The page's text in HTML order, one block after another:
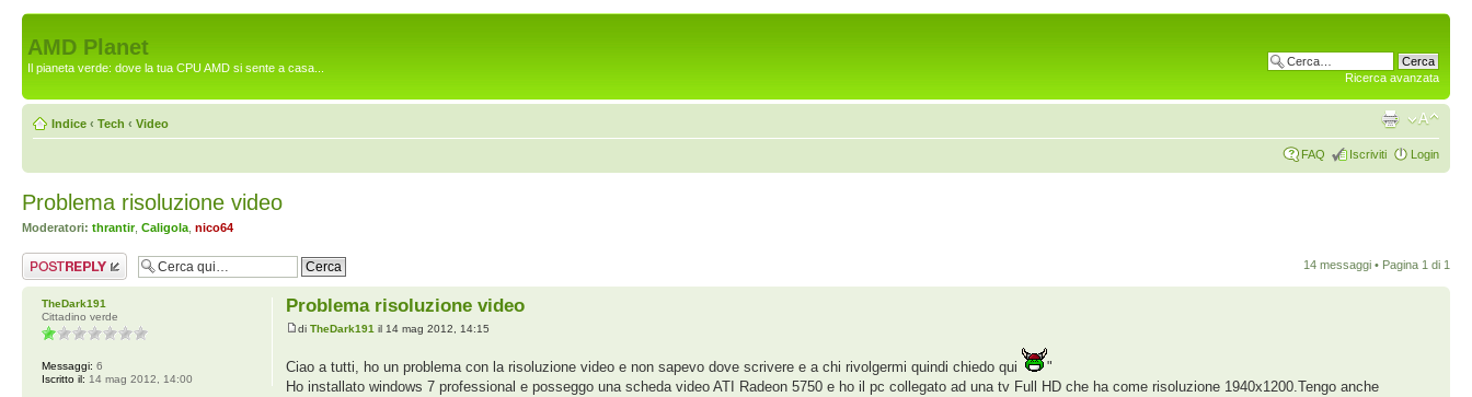
AMD Planet
Il pianeta verde: dove la tua CPU AMD si sente a casa...
Ricerca avanzata
Indice ‹ Tech ‹ Video
FAQ Iscriviti Login
Problema risoluzione video
Moderatori: thrantir, Caligola nico64
Rispondi al
messaggio
14 messaggi • Pagina 1 di 1
Problema risoluzione video
diTheDark191 il 14 mag 2012, 14:15
Ciao a tutti, ho un problema con la risoluzione video e non sapevo dove scrivere e a chi rivolgermi quindi chiedo qui
"
Ho installato windows 7 professional e posseggo una scheda video ATI Radeon 5750 e ho il pc collegato ad una tv Full HD che ha come risoluzione 1940x1200.Tengo anche
TheDark191
Cittadino verde
Messaggi: 6
Iscritto il: 14 mag 2012, 14:00